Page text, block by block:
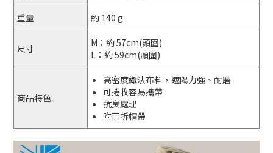
重量 約 140 g
尺寸
M：約 57cm(頭圍)
L：約 59cm(頭圍)
商品特色
高密度織法布料，遮陽力強、耐磨
可捲收容易攜帶
抗臭處理
附可拆帽帶